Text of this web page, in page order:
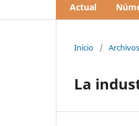
Actual
Inicio / Archivos
La